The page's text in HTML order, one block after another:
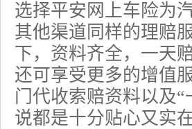
选择平安网上车险为
其他渠道同样的理赔
下，资料齐全，一天
还可享受更多的增值
门代收索赔资料以及
说都是十分贴心又实